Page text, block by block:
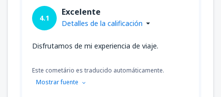
4.1
Excelente
Detalles de la calificación
Disfrutamos de mi experiencia de viaje.
Este cometário es traducido automáticamente.
Mostrar fuente